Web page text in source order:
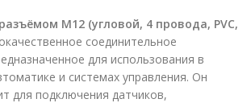
M12 (угловой, 4 провода, PVC,
соединительное
для использования в
и системах управления. Он
для подключения датчиков,